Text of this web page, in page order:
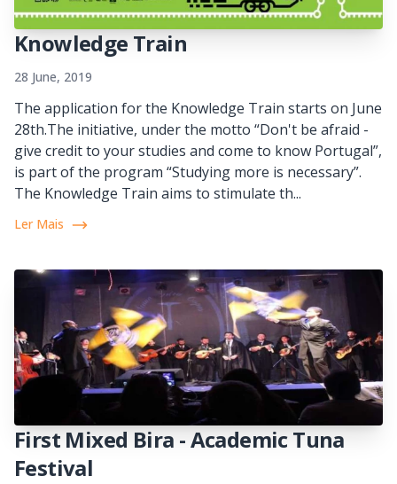
Knowledge Train
28 June, 2019
The application for the Knowledge Train starts on June
28th.The initiative, under the motto “Don't be afraid -
give credit to your studies and come to know Portugal”,
is part of the program “Studying more is necessary”.
The Knowledge Train aims to stimulate th...
Ler Mais
First Mixed Bira - Academic Tuna
Festival